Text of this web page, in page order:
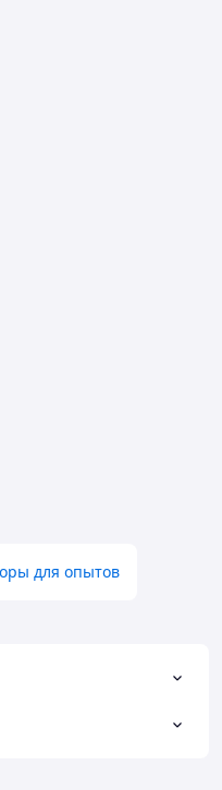
для опытов